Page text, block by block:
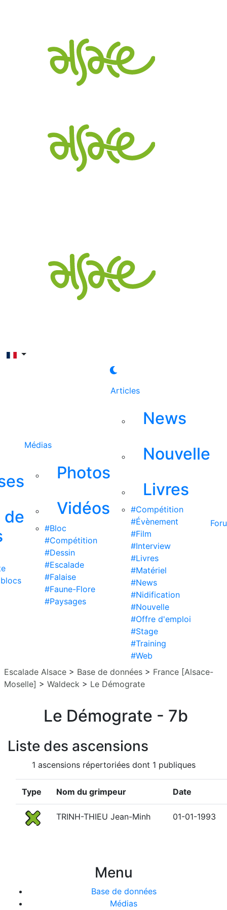
de
Médias
Photos
Vidéos
#Bloc
#Compétition
#Dessin
#Escalade
#Falaise
#Faune-Flore
#Paysages
Articles
News
Nouvelle
Livres
#Compétition
#Évènement
#Film
#Interview
#Livres
#Matériel
#News
#Nidification
#Nouvelle
#Offre d'emploi
#Stage
#Training
#Web
Escalade Alsace > Base de données > France [Alsace-
Moselle] > Waldeck > Le Démograte
Le Démograte - 7b
Liste des ascensions
1 ascensions répertoriées dont 1 publiques
Type Nom du grimpeur Date
TRINH-THIEU Jean-Minh 01-01-1993
Menu
Base de données
Médias